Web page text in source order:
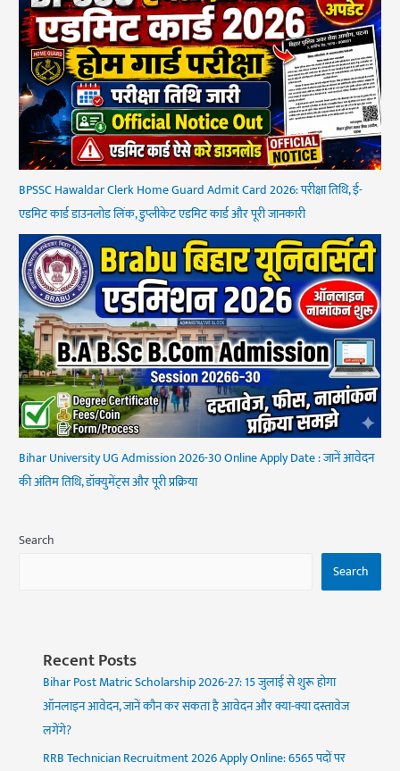
BPSSC Hawaldar Clerk Home Guard Admit Card 2026: परीक्षा तिथि, ई-
एडमिट कार्ड डाउनलोड लिंक, डुप्लीकेट एडमिट कार्ड और पूरी जानकारी
Bihar University UG Admission 2026-30 Online Apply Date : जानें आवेदन
की अंतिम तिथि, डॉक्युमेंट्स और पूरी प्रक्रिया
Search
Search
Recent Posts
Bihar Post Matric Scholarship 2026-27: 15 जुलाई से शुरू होगा
ऑनलाइन आवेदन, जानें कौन कर सकता है आवेदन और क्या-क्या दस्तावेज
लगेंगे?
RRB Technician Recruitment 2026 Apply Online: 6565 पदों पर